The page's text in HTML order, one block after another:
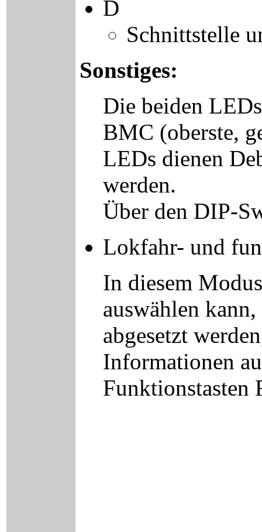
D
Schnittstelle
Sonstiges:
Die beiden
BMC (oberste,
LEDs dienen
werden.
Über den DIP-
Lokfahr- und
In diesem
auswählen
abgesetzt
Informationen
Funktionstasten